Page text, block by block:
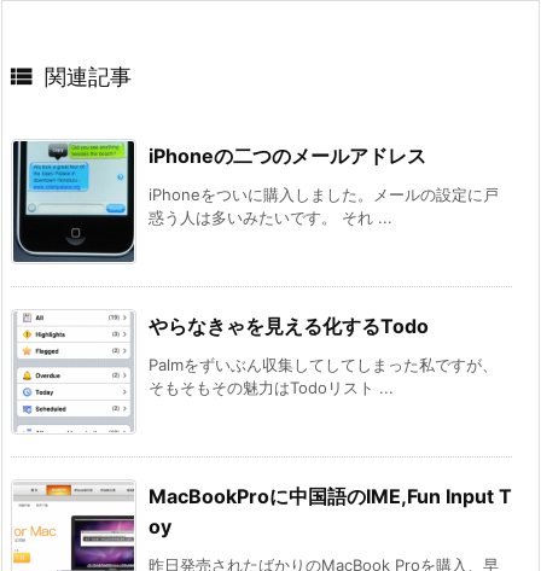
 関連記事
iPhoneの二つのメールアドレス
iPhoneをついに購入しました。メールの設定に戸
惑う人は多いみたいです。 それ ...
やらなきゃを見える化するTodo
Palmをずいぶん収集してしてしまった私ですが、
そもそもその魅力はTodoリスト ...
MacBookProに中国語のIME,Fun Input T
oy
昨日発売されたばかりのMacBook Proを購入、早